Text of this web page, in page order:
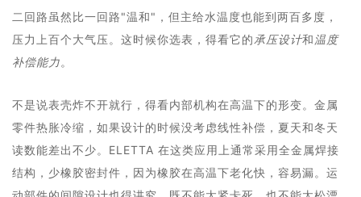
二回路虽然比一回路"温和"，但主给水温度也能到两百多度，
压力上百个大气压。这时候你选表，得看它的承压设计和温度
补偿能力。
不是说表壳炸不开就行，得看内部机构在高温下的形变。金属
零件热胀冷缩，如果设计的时候没考虑线性补偿，夏天和冬天
读数能差出不少。ELETTA 在这类应用上通常采用全金属焊接
结构，少橡胶密封件，因为橡胶在高温下老化快，容易漏。运